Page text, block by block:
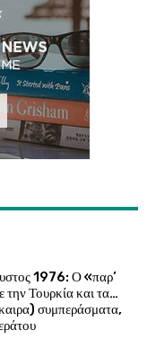
1976: Ο «παρ’
την Τουρκία και τα…
συμπεράσματα,